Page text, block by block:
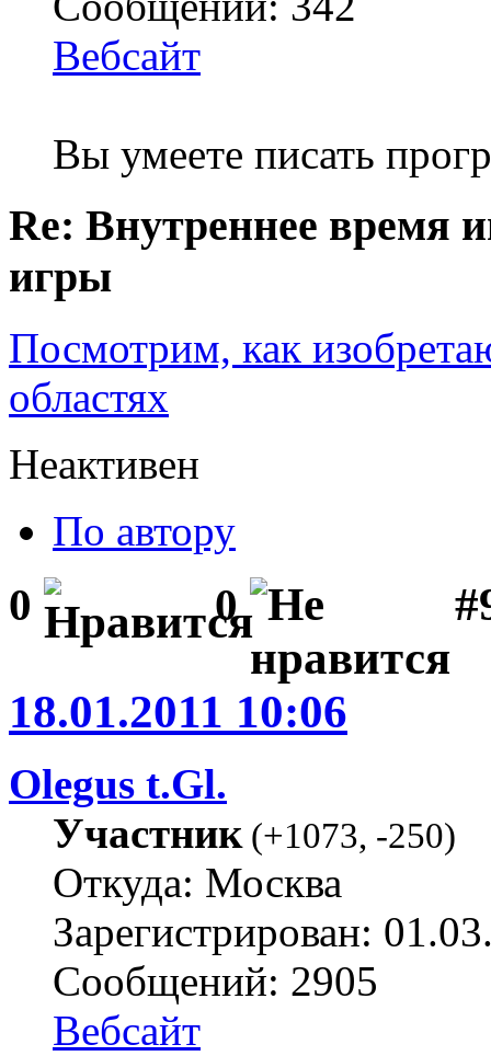
Вебсайт
Вы умеете писать
Re: Внутреннее время
игры
Посмотрим, как
областях
Неактивен
По автору
0 0
18.01.2011 10:06
Olegus t.Gl.
Участник(+1073, -250)
Откуда: Москва
Зарегистрирован:
Сообщений: 2905
Вебсайт